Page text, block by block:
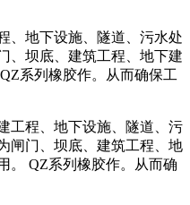
、地下设施、隧道、污水处
、坝底、建筑工程、地下建
系列橡胶作。从而确保工
工程、地下设施、隧道、污
闸门、坝底、建筑工程、地
。 QZ系列橡胶作。从而确